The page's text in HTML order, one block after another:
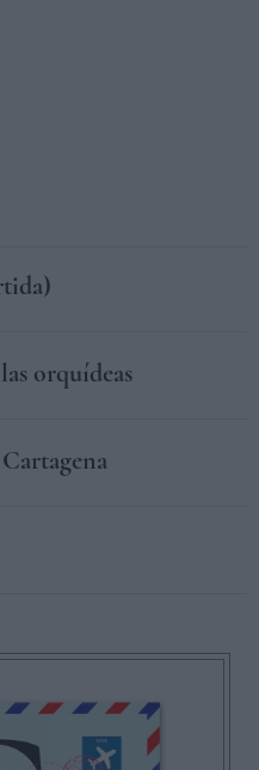
orquídeas